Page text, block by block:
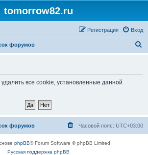
tomorrow82.ru
Вход
Регистрация
форумов
все cookie, установленные данной
форумов Часовой пояс: UTC+03:00
phpBB® Forum Software © phpBB Limited
Русская поддержка phpBB